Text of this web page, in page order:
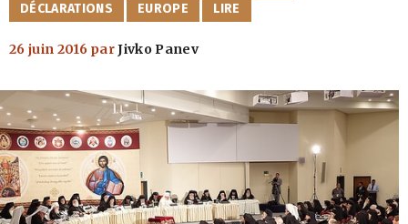
DÉCLARATIONS
EUROPE LIRE
26 juin 2016 parJivko Panev